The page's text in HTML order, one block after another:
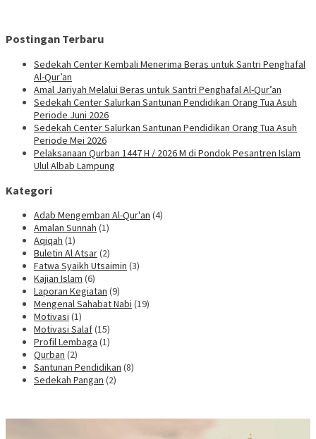
Postingan Terbaru
Sedekah Center Kembali Menerima Beras untuk Santri Penghafal
Al-Qur’an
Amal Jariyah Melalui Beras untuk Santri Penghafal Al-Qur’an
Sedekah Center Salurkan Santunan Pendidikan Orang Tua Asuh
Periode Juni 2026
Sedekah Center Salurkan Santunan Pendidikan Orang Tua Asuh
Periode Mei 2026
Pelaksanaan Qurban 1447 H / 2026 M di Pondok Pesantren Islam
Ulul Albab Lampung
Kategori
Adab Mengemban Al-Qur'an (4)
Amalan Sunnah (1)
Aqiqah (1)
Buletin Al Atsar(2)
Fatwa Syaikh Utsaimin (3)
Kajian Islam (6)
Laporan Kegiatan (9)
Mengenal Sahabat Nabi (19)
Motivasi (1)
Motivasi Salaf(15)
Profil Lembaga (1)
Qurban (2)
Santunan Pendidikan (8)
Sedekah Pangan (2)